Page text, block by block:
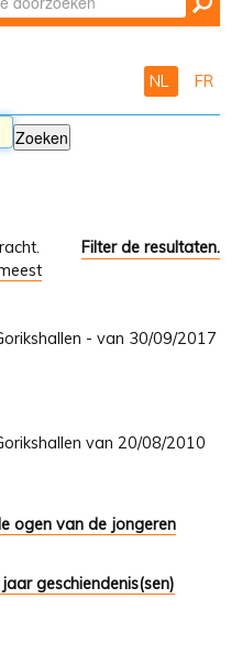
NL FR
Filter de resultaten.
- van 30/09/2017
van 20/08/2010
ogen van de jongeren
geschiendenis(sen)